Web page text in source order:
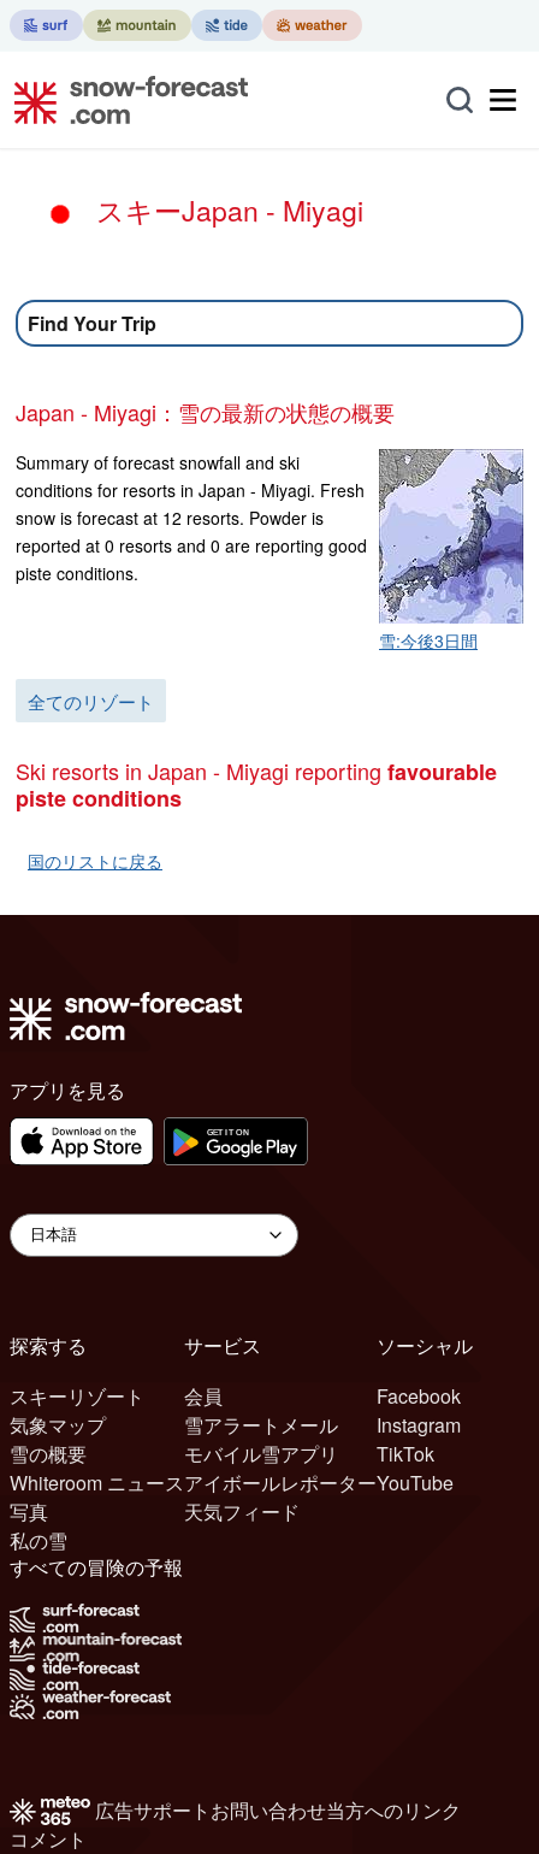
スキーJapan - Miyagi
Find Your Trip
Japan - Miyagi：雪の最新の状態の概要
雪:今後3日間
Summary of forecast snowfall and ski
conditions for resorts in Japan - Miyagi. Fresh
snow is forecast at 12 resorts. Powder is
reported at 0 resorts and 0 are reporting good
piste conditions.
全てのリゾート
Ski resorts in Japan - Miyagi reporting favourable
piste conditions
国のリストに戻る
アプリを見る
探索する
スキーリゾート
気象マップ
雪の概要
Whiteroom ニュース
写真
私の雪
サービス
会員
雪アラートメール
モバイル雪アプリ
アイボールレポーター
天気フィード
ソーシャル
Facebook
Instagram
TikTok
YouTube
すべての冒険の予報
広告サポート お問い合わせ当方へのリンク
コメント